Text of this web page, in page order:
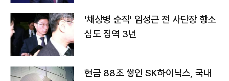
'채상병 순직' 임성근 전 사단장 항소
심도 징역 3년
현금 88조 쌓인 SK하이닉스, 국내